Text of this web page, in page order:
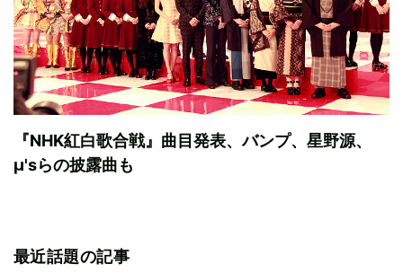
『NHK紅白歌合戦』曲目発表、バンプ、星野源、
μ'sらの披露曲も
最近話題の記事